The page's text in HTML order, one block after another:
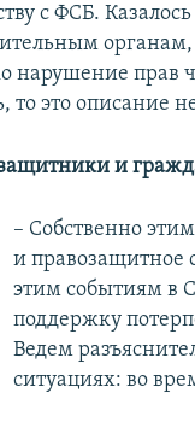
с ФСБ.
органам,
нарушение прав
то это описание
и
– Собственно
и правозащитное
этим событиям в
поддержку
Ведем
ситуациях: во